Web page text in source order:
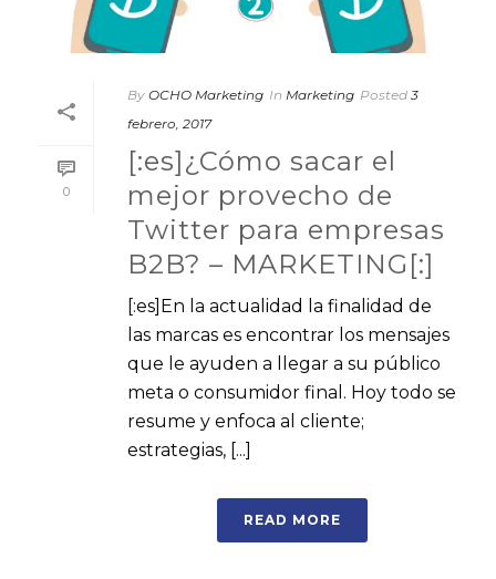
0
By OCHO Marketing In Marketing Posted 3
febrero, 2017
[:es]¿Cómo sacar el
mejor provecho de
Twitter para empresas
B2B? – MARKETING[:]
[:es]En la actualidad la finalidad de
las marcas es encontrar los mensajes
que le ayuden a llegar a su público
meta o consumidor final. Hoy todo se
resume y enfoca al cliente;
estrategias, [...]
READ MORE